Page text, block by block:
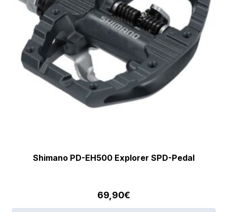
Shimano PD-EH500 Explorer SPD-Pedal
69,90€